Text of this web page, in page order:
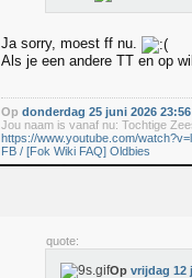
Ja sorry, moest ff nu.
Als je een andere TT en op
Op donderdag 25 juni 2026 23:56
Jou naam is vanaf nu: Tochtige
https://www.youtube.com/
FB / [Fok Wiki FAQ] Oldbies
quote:
Op vrijdag 12